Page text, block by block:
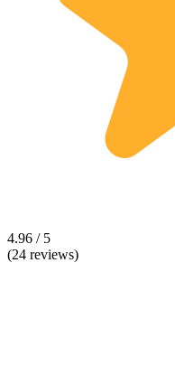
4.96 / 5
(24 reviews)